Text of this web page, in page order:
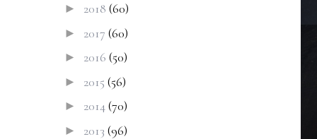
► 2018 (60)
► 2017 (60)
► 2016 (50)
► 2015 (56)
► 2014(70)
► 2013 (96)